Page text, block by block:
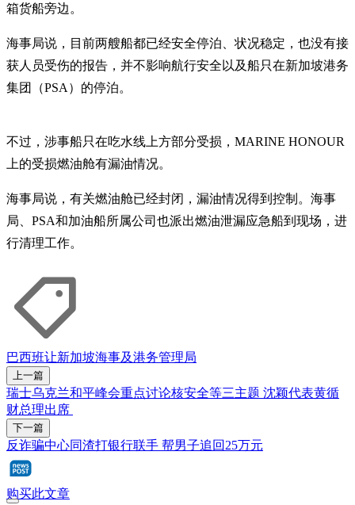
箱货船旁边。
海事局说，目前两艘船都已经安全停泊、状况稳定，也没有接
获人员受伤的报告，并不影响航行安全以及船只在新加坡港务
集团（PSA）的停泊。
不过，涉事船只在吃水线上方部分受损，MARINE HONOUR
上的受损燃油舱有漏油情况。
海事局说，有关燃油舱已经封闭，漏油情况得到控制。海事
局、PSA和加油船所属公司也派出燃油泄漏应急船到现场，进
行清理工作。
巴西班让新加坡海事及港务管理局
上一篇
瑞士乌克兰和平峰会重点讨论核安全等三主题 沈颖代表黄循
财总理出席
下一篇
反诈骗中心同渣打银行联手 帮男子追回25万元
购买此文章